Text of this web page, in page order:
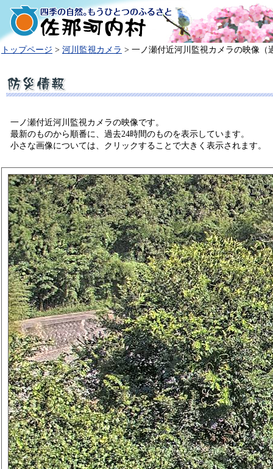
トップページ > 河川監視カメラ > 一ノ瀬付近河川監視カメラの映像（
一ノ瀬付近河川監視カメラの映像です。
最新のものから順番に、過去24時間のものを表示しています。
小さな画像については、クリックすることで大きく表示されます。